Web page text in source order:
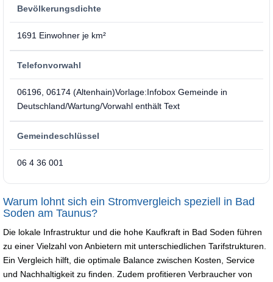
Bevölkerungsdichte
1691 Einwohner je km²
Telefonvorwahl
06196, 06174 (Altenhain)Vorlage:Infobox Gemeinde in
Deutschland/Wartung/Vorwahl enthält Text
Gemeindeschlüssel
06 4 36 001
Warum lohnt sich ein Stromvergleich speziell in Bad
Soden am Taunus?
Die lokale Infrastruktur und die hohe Kaufkraft in Bad Soden führen
zu einer Vielzahl von Anbietern mit unterschiedlichen Tarifstrukturen.
Ein Vergleich hilft, die optimale Balance zwischen Kosten, Service
und Nachhaltigkeit zu finden. Zudem profitieren Verbraucher von